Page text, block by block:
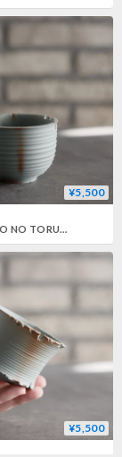
¥5,500
"TAKERO NO TORUKO" (2.5号) no.802/120
¥5,500